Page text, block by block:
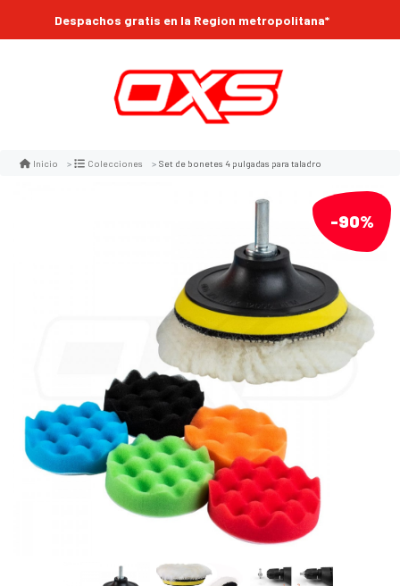
Despachos gratis en la Region metropolitana*
Inicio Colecciones Set de bonetes 4 pulgadas para taladro
-90%